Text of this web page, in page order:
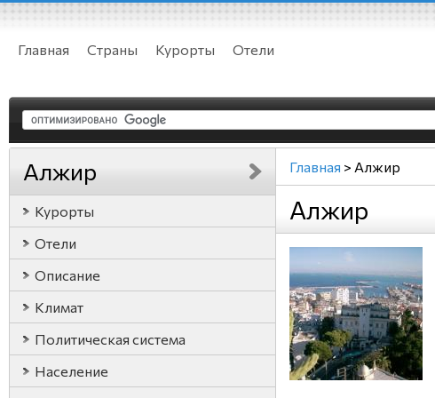
Главная Страны Курорты Отели
Алжир
Курорты
Отели
Описание
Климат
Политическая система
Население
Главная > Алжир
Алжир